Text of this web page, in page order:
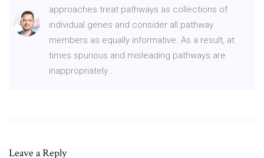
approaches treat pathways as collections of
individual genes and consider all pathway
members as equally informative. As a result, at
times spurious and misleading pathways are
inappropriately…
Leave a Reply